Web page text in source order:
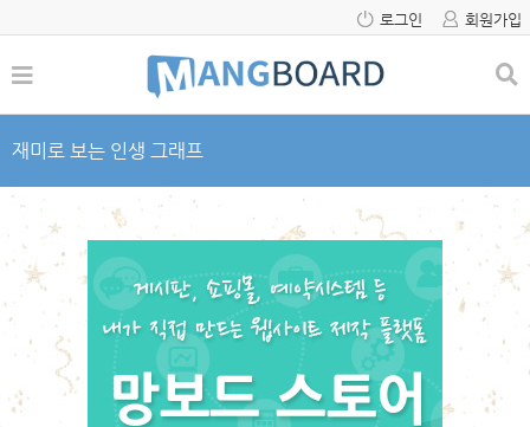
로그인 회원가입
재미로 보는 인생 그래프